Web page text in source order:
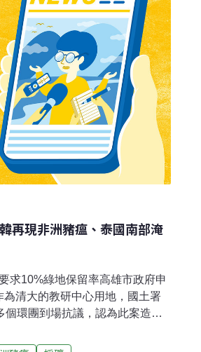
21日，等待「機密」揭曉的那個
再現非洲豬瘟、泰國南部淹
求10%綠地保留率高雄市政府申
清大的教研中心用地，國土署
環團到場抗議，認為此案造成
對此高雄市府強調，都市計畫